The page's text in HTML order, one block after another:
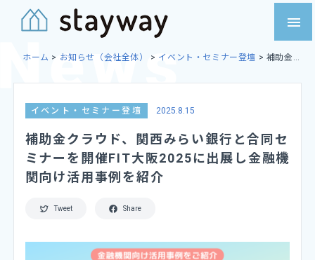
menu
ホーム > お知らせ（会社全体） > イベント・セミナー登壇 >
イベント・セミナー登壇 2025.8.15
補助金クラウド、関西みらい銀行と合同セ
ミナーを開催FIT大阪2025に出展し金融機
関向け活用事例を紹介
Tweet Share